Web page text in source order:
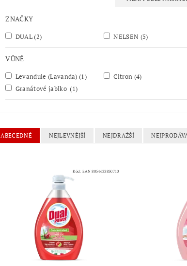
ZNAČKY
DUAL(2) NELSEN (5)
VŮNĚ
Levandule (Lavanda)(1) Citron (4)
Granátové jablko(1)
ABECEDNĚ NEJLEVNĚJŠÍ NEJDRAŽŠÍ
Kód:EAN 8054633830710